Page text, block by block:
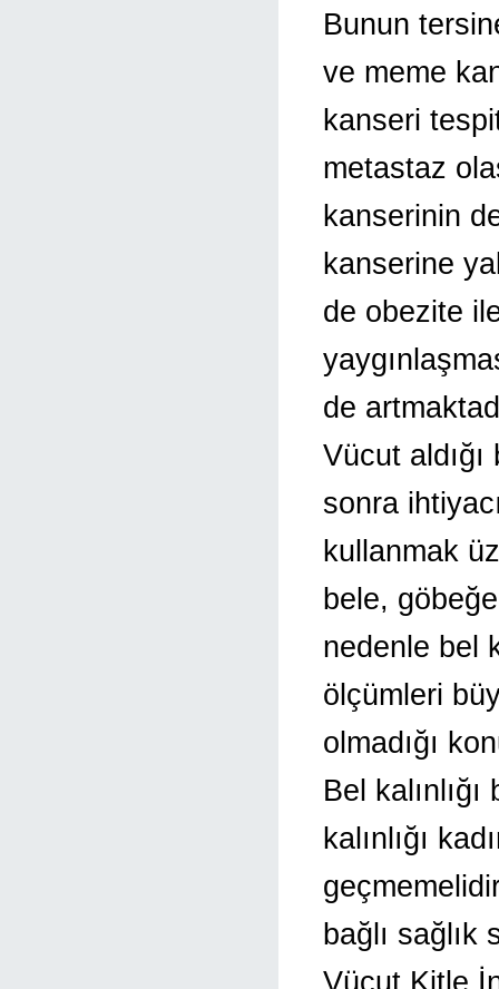
Bunun
ve meme
kanseri
metastaz
kanserinin
kanserine
de obezite
de
Vücut
sonra
kullanmak
bele,
nedenle bel
ölçümleri
olmadığı
Bel
kalınlığı
bağlı sağlık
Vücut Kitle